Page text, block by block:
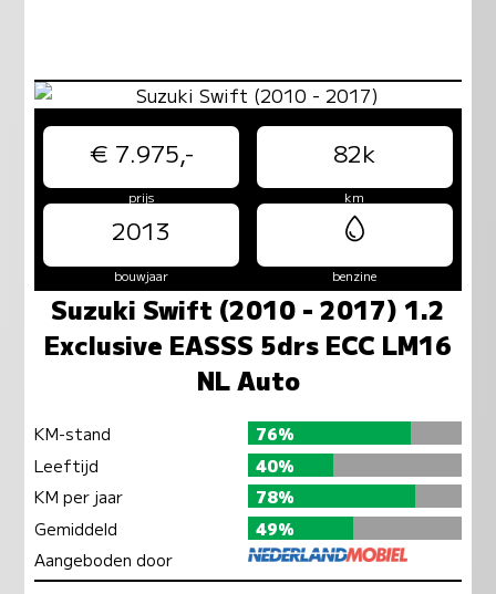
€ 7.975,- 82k
prijs km
2013
bouwjaar benzine
Suzuki Swift (2010 - 2017) 1.2
Exclusive EASSS 5drs ECC LM16
NL Auto
KM-stand
76%
Leeftijd
40%
KM per jaar
78%
Gemiddeld
49%
Aangeboden door